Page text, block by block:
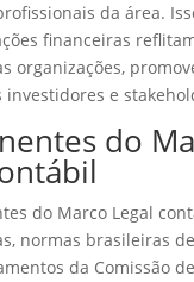
da área.
financeiras
organizações,
investidores e
do
do Marco Legal
normas brasileiras
da Comissão